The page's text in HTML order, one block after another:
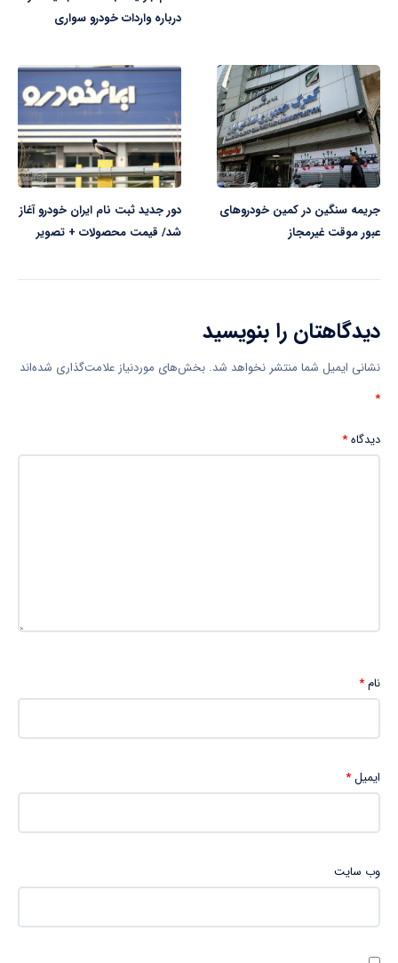
درباره واردات خودرو سواری
جریمه سنگین در کمین خودروهای
عبور موقت غیرمجاز
دور جدید ثبت نام ایران خودرو آغاز
شد/ قیمت محصولات + تصویر
دیدگاهتان را بنویسید
نشانی ایمیل شما منتشر نخواهد شد. بخش‌های موردنیاز علامت‌گذاری شده‌اند
*
دیدگاه*
نام*
ایمیل*
وب‌ سایت